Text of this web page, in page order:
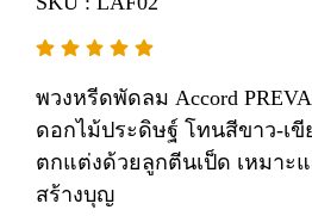
พวงหรีดพัดลม Accord
ดอกไม้ประดิษฐ์ โทนสีขาว-เ
ตกแต่งด้วยลูกตีนเป็ด เหมาะ
สร้างบุญ